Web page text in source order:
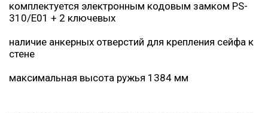
комплектуется электронным кодовым замком PS-
310/E01 + 2 ключевых
наличие анкерных отверстий для крепления сейфа к
стене
максимальная высота ружья 1384 мм